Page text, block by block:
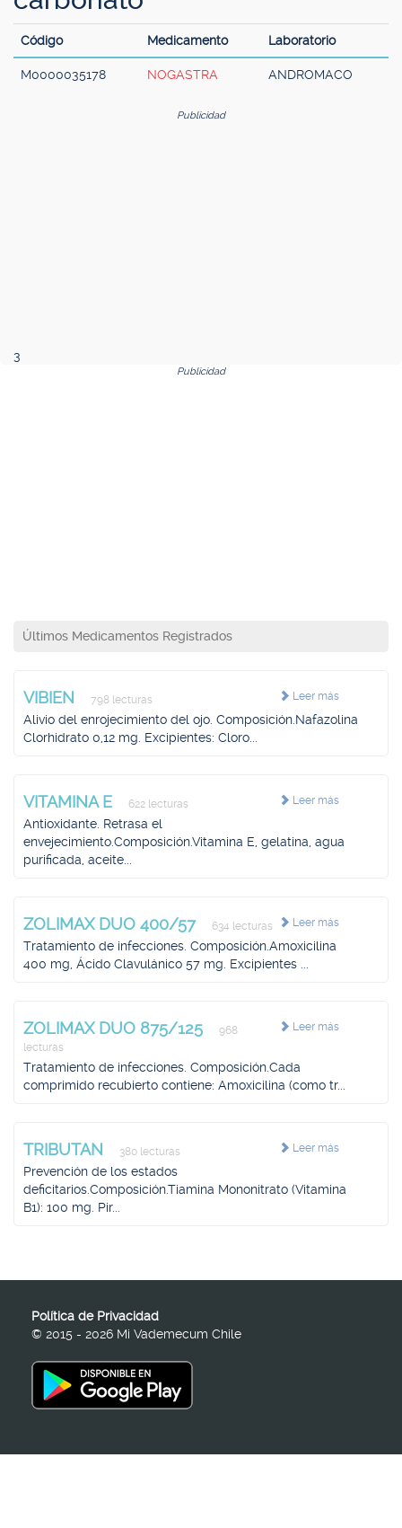
Código Medicamento Laboratorio
M0000035178 NOGASTRA ANDROMACO
Publicidad
3
Publicidad
Últimos Medicamentos Registrados
Leer más
VIBIEN 798 lecturas
Alivio del enrojecimiento del ojo. Composición.Nafazolina
Clorhidrato 0,12 mg. Excipientes: Cloro...
Leer más
VITAMINA E 622 lecturas
Antioxidante. Retrasa el
envejecimiento.Composición.Vitamina E, gelatina, agua
purificada, aceite...
Leer más
ZOLIMAX DUO 400/57 634 lecturas
Tratamiento de infecciones. Composición.Amoxicilina
400 mg, Ácido Clavulánico 57 mg. Excipientes ...
Leer más
ZOLIMAX DUO 875/125
968
lecturas
Tratamiento de infecciones. Composición.Cada
comprimido recubierto contiene: Amoxicilina (como tr...
Leer más
TRIBUTAN 380 lecturas
Prevención de los estados
deficitarios.Composición.Tiamina Mononitrato (Vitamina
B1): 100 mg. Pir...
Política de Privacidad
© 2015 - 2026 Mi Vademecum Chile